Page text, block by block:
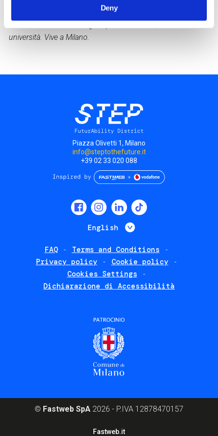
Deny
anni 2000, all’attività giornalistica affianca quella di docente,
università. Vive a Milano.
Piazza Olivetti 1, Milano
info@steptothefuture.it
+39 02 33 020 088
English List additional
FAQ
Terms and Conditions
Privacy policy
Cookie policy
Cookies Settings
Dichiarazione di Accessibilità
© Fastweb SpA 2026 - P.IVA 12878470157
Fastweb.it